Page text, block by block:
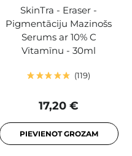
SkinTra - Eraser -
Pigmentāciju Mazinošs
Serums ar 10% C
Vitamīnu - 30ml
119
17,20 €
PIEVIENOT GROZAM